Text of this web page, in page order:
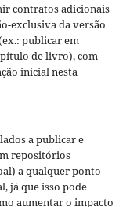
contratos adicionais
exclusiva da versão
publicar em
de livro), com
inicial nesta
a publicar e
repositórios
a qualquer ponto
já que isso pode
aumentar o impacto